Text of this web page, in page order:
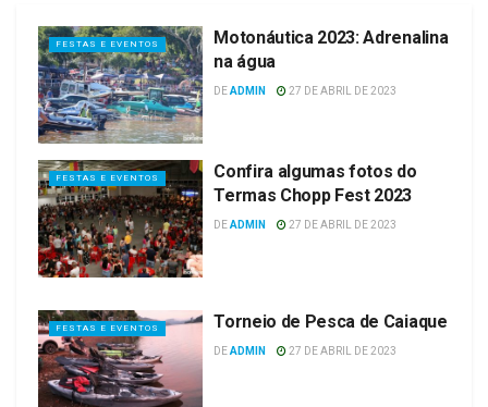
FESTAS E EVENTOS
Motonáutica 2023: Adrenalina
na água
DEADMIN 27 DE ABRIL DE 2023
FESTAS E EVENTOS
Confira algumas fotos do
Termas Chopp Fest 2023
DEADMIN 27 DE ABRIL DE 2023
FESTAS E EVENTOS Torneio de Pesca de Caiaque
DEADMIN 27 DE ABRIL DE 2023